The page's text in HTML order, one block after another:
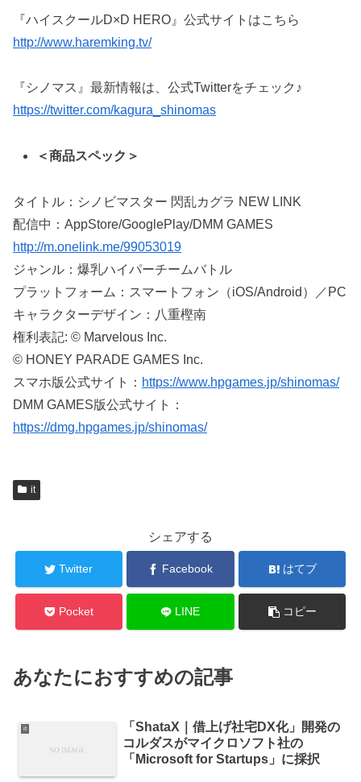
『ハイスクールD×D HERO』公式サイトはこちら
http://www.haremking.tv/
『シノマス』最新情報は、公式Twitterをチェック♪
https://twitter.com/kagura_shinomas
＜商品スペック＞
タイトル：シノビマスター 閃乱カグラ NEW LINK
配信中：AppStore/GooglePlay/DMM GAMES
http://m.onelink.me/99053019
ジャンル：爆乳ハイパーチームバトル
プラットフォーム：スマートフォン（iOS/Android）／PC
キャラクターデザイン：八重樫南
権利表記: © Marvelous Inc.
© HONEY PARADE GAMES Inc.
スマホ版公式サイト： https://www.hpgames.jp/shinomas/
DMM GAMES版公式サイト：
https://dmg.hpgames.jp/shinomas/
it
シェアする
Twitter Facebook はてブ
Pocket LINE コピー
あなたにおすすめの記事
it
「ShataX｜借上げ社宅DX化」開発の
コルダスがマイクロソフト社の
「Microsoft for Startups」に採択